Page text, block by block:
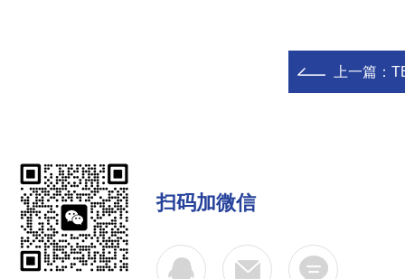
上一篇：
扫码加微信